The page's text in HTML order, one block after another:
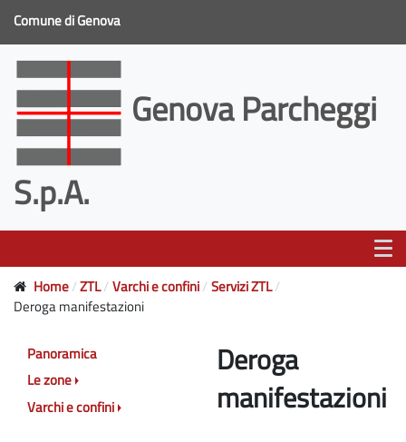
Comune di Genova
Genova Parcheggi
S.p.A.
Home ZTL Varchi e confini Servizi ZTL
Deroga manifestazioni
Deroga
manifestazioni
Panoramica
Le zone
Varchi e confini